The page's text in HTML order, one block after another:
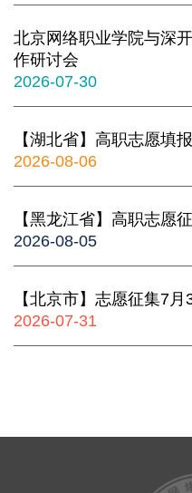
北京网络职业学院与深
作研讨会
2026-07-30
【湖北省】高职志愿填
2026-08-06
【黑龙江省】高职志愿
2026-08-05
【北京市】志愿征集7月
2026-07-31